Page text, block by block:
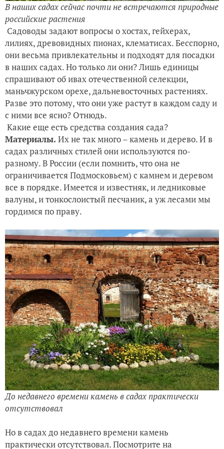
В наших садах сейчас почти не встречаются природные
российские растения
Садоводы задают вопросы о хостах, гейхерах,
лилиях, древовидных пионах, клематисах. Бесспорно,
они весьма привлекательны и подходят для посадки
в наших садах. Но только ли они? Лишь единицы
спрашивают об ивах отечественной селекции,
маньчжурском орехе, дальневосточных растениях.
Разве это потому, что они уже растут в каждом саду и
с ними все ясно? Отнюдь.
Какие еще есть средства создания сада?
Материалы. Их не так много – камень и дерево. И в
садах различных стилей они используются по-
разному. В России (если помнить, что она не
ограничивается Подмосковьем) с камнем и деревом
все в порядке. Имеется и известняк, и ледниковые
валуны, и тонкослоистый песчаник, а уж лесами мы
гордимся по праву.
До недавнего времени камень в садах практически
отсутствовал
Но в садах до недавнего времени камень
практически отсутствовал. Посмотрите на